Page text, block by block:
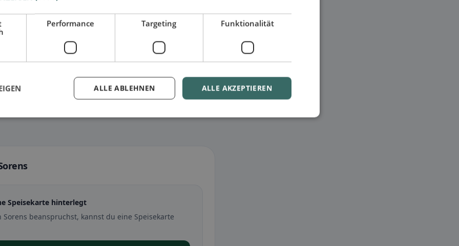
besonders bei glutenfrei, vegan, vegetarisch oder
Speisekarte hinterlegt
beanspruchst, kannst du eine Speisekarte
Performance Targeting Funktionalität
ALLE AKZEPTIEREN
ALLE ABLEHNEN